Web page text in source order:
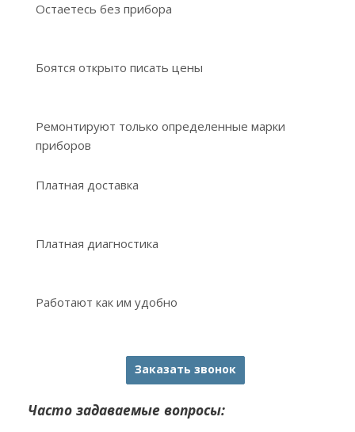
Остаетесь без прибора
Боятся открыто писать цены
Ремонтируют только определенные марки
приборов
Платная доставка
Платная диагностика
Работают как им удобно
Заказать звонок
Часто задаваемые вопросы: